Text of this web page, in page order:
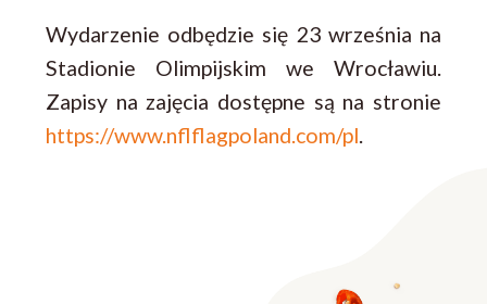
Wydarzenie odbędzie się 23 września na
Stadionie Olimpijskim we Wrocławiu.
Zapisy na zajęcia dostępne są na stronie
https://www.nflflagpoland.com/pl.